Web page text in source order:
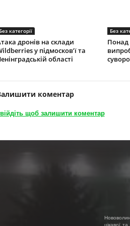
Без категорії
дронів на склади
у підмосков’ї та
області
Без
Понад
коментар
щоб залишити коментар
цікавої